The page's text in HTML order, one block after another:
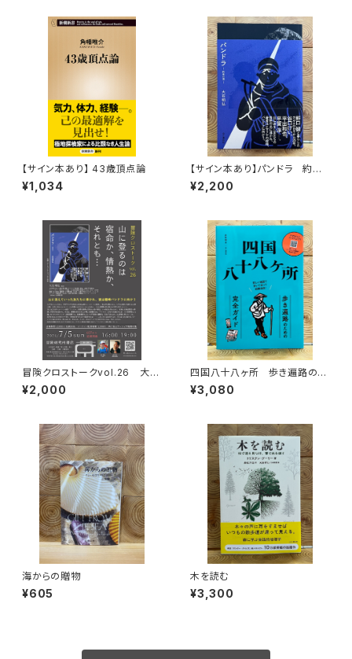
【サイン本あり】 43歳頂点論
¥1,034
【サイン本あり】パンドラ 約束
の頂
¥2,200
冒険クロストークvol.26 大石
明弘「山に登るのは 宿命か、情
熱か、それとも…」録画視聴権
¥2,000
四国八十八ヶ所 歩き遍路のた
めの完全ガイド
¥3,080
海からの贈物
¥605
木を読む
¥3,300